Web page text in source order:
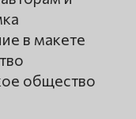
в макете
общество